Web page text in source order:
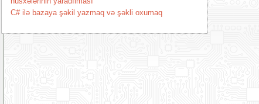
C# ilə bazaya şəkil yazmaq və şəkli oxumaq